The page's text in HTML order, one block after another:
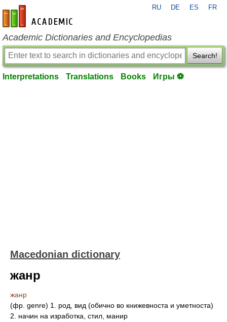
en-academic.com
RU DE ES FR
Academic Dictionaries and Encyclopedias
Search!
Interpretations Translations Books Игры ⚽
Macedonian dictionary
жанр
жанр
(фр. genre) 1. род, вид (обично во книжевноста и уметноста)
2. начин на изработка, стил, манир